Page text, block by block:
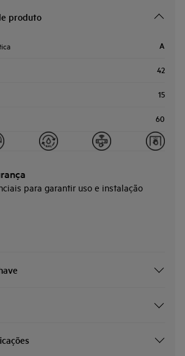
produto
A
42
15
60
para garantir uso e instalação